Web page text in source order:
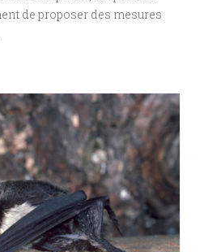
de proposer des mesures